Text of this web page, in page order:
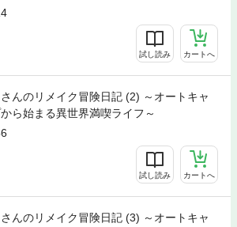
試し読み カートへ
んのリメイク冒険日記 (2) ～オートキャ
ら始まる異世界満喫ライフ～
試し読み カートへ
んのリメイク冒険日記 (3) ～オートキャ